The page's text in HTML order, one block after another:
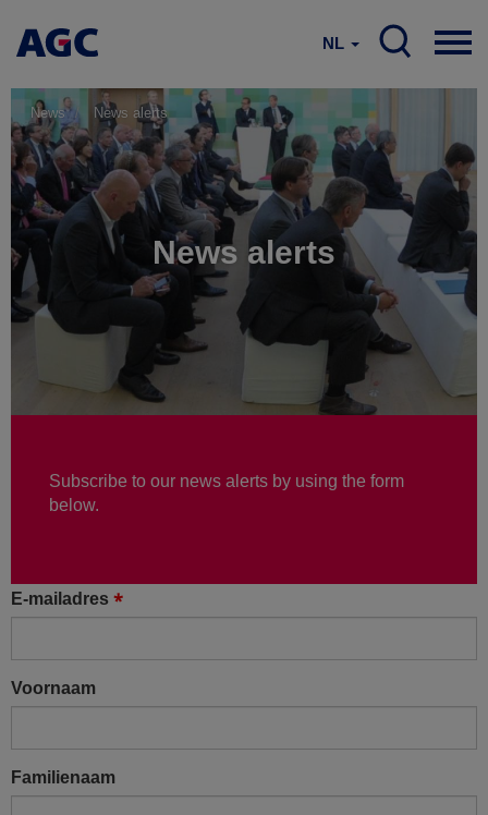
NL
News News alerts
News alerts
Subscribe to our news alerts by using the form
below.
E-mailadres
Voornaam
Familienaam